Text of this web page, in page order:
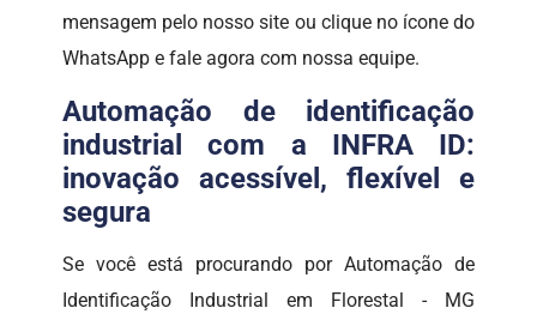
mensagem pelo nosso site ou clique no ícone do
WhatsApp e fale agora com nossa equipe.
Automação de identificação
industrial com a INFRA ID:
inovação acessível, flexível e
segura
Se você está procurando por Automação de
Identificação Industrial em Florestal - MG